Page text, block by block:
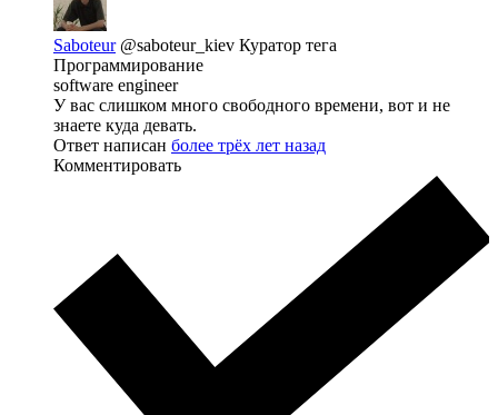
Saboteur @saboteur_kiev Куратор тега
Программирование
software engineer
У вас слишком много свободного времени, вот и не
знаете куда девать.
Ответ написан более трёх лет назад
Комментировать